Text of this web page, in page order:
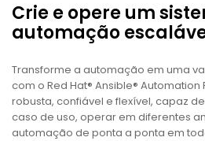
Crie e opere um
automação
Transforme a automação em uma
com o Red Hat® Ansible®
robusta, confiável e flexível, capaz
caso de uso, operar em diferentes
automação de ponta a ponta em